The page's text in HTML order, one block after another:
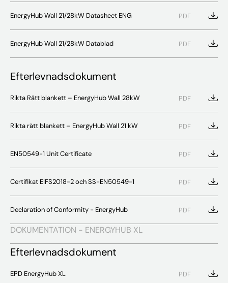
EnergyHub Wall 21/28kW Datasheet ENG PDF
EnergyHub Wall 21/28kW Datablad PDF
Efterlevnadsdokument
Rikta Rätt blankett – EnergyHub Wall 28kW PDF
Rikta rätt blankett – EnergyHub Wall 21 kW PDF
EN50549-1 Unit Certificate PDF
Certifikat EIFS2018-2 och SS-EN50549-1 PDF
Declaration of Conformity - EnergyHub PDF
DOKUMENTATION - ENERGYHUB XL
Efterlevnadsdokument
EPD EnergyHub XL PDF